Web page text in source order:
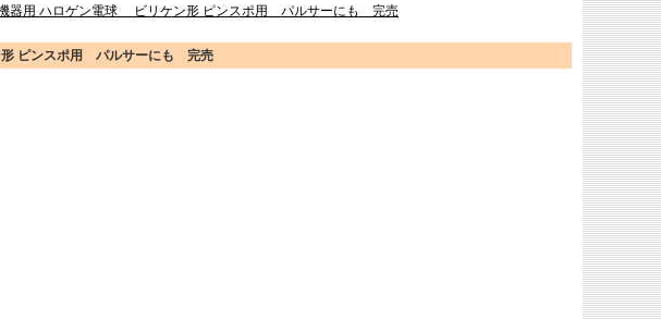
器用 ハロゲン電球 ビリケン形 ピンスポ用 パルサーにも 完売
ピンスポ用 パルサーにも 完売